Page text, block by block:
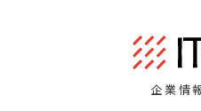
企業情